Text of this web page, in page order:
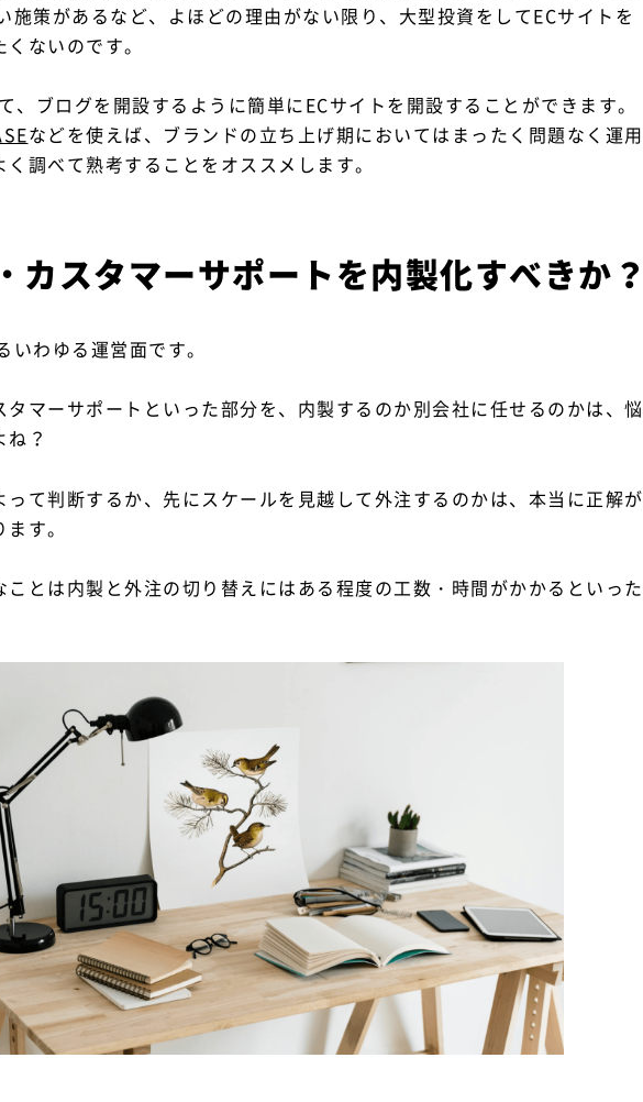
施策があるなど、よほどの理由がない限り、大型投資をしてECサイトを
ないのです。
、ブログを開設するように簡単にECサイトを開設することができます。
などを使えば、ブランドの立ち上げ期においてはまったく問題なく運用
調べて熟考することをオススメします。
カスタマーサポートを内製化すべきか？
わゆる運営面です。
マーサポートといった部分を、内製するのか別会社に任せるのかは、悩
？
って判断するか、先にスケールを見越して外注するのかは、本当に正解が
す。
ことは内製と外注の切り替えにはある程度の工数・時間がかかるといった